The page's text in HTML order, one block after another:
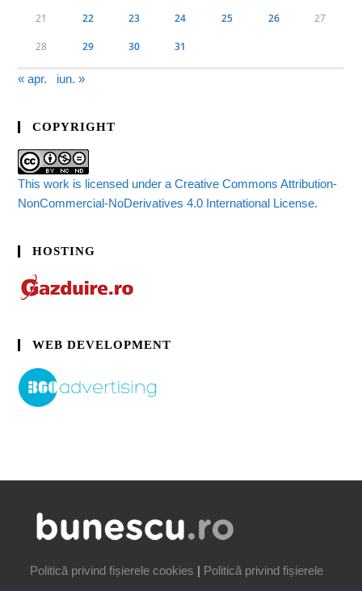
21 22 23 24 25 26 27
28 29 30 31
« apr. iun. »
COPYRIGHT
This work is licensed under a Creative Commons Attribution-
NonCommercial-NoDerivatives 4.0 International License.
HOSTING
WEB DEVELOPMENT
Politică privind fișierele cookies | Politică privind fișierele